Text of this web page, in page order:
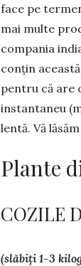
face pe
mai multe
compania
conțin
pentru că are
instantaneu
lentă. Vă
Plante
COZILE
(slăbiți 1-3